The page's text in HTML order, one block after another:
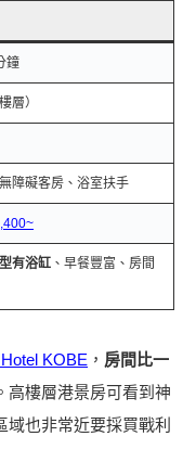
鐘
層）
障礙客房、浴室扶手
有浴缸 、早餐豐富、房間
KOBE ， 房間比一
高樓層港景房可看到神
也非常近要採買戰利